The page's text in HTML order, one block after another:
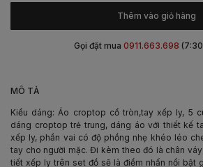
MÔ TẢ
Kiểu dáng: Áo croptop cổ tròn,tay xếp ly, 5
dáng croptop trẻ trung, dáng áo với thiết kế
xếp ly, phần vai có độ phồng nhẹ khéo léo
tay cho người mặc. Đi kèm theo đó là chân
tiết xếp ly trên set đồ sẽ là điểm nhấn nổi bật
Thêm vào giỏ hàng
Gọi đặt mua 0911.663.698